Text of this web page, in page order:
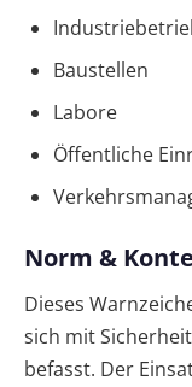
Baustellen
Labore
Öffentliche
Norm &
Dieses
sich mit
befasst. Der